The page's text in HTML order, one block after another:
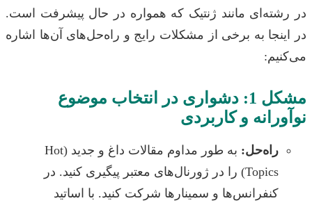
مانند ژنتیک که همواره در حال پیشرفت است.
به برخی از مشکلات رایج و راه‌حل‌های آن‌ها اشاره
مشکل 1: دشواری در انتخاب موضوع
و کاربردی
راه‌حل:
به طور مداوم مقالات داغ و جدید (Hot
Topics) را در ژورنال‌های معتبر پیگیری کنید. در
کنفرانس‌ها و سمینارها شرکت کنید. با اساتید